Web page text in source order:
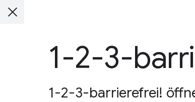
1-2-3-
1-2-3-barrierefrei!